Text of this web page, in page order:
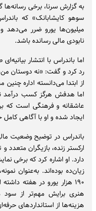
به گزارش سرنا، برخی رسانه‌ها
سوهو کایشابانک» که
میلیون‌ها یورو ضرر
نابودی مالی رسانده باشد.
اما باندراس با انتشار
رد کرد و گفت: «نه دوستان
از ابتدا می‌دانسته اداره
اما هدفش هرگز کسب درآمد
عاشقانه و فرهنگی است که
ایجاد شده و او با آگاهی
باندراس در توضیح وضعیت
ارکستر زنده، بازیگران
دارد. او اشاره کرد که برخی
زیان‌ده بوده‌اند. به‌عنوان
۱۹۰ هزار یورو در هفته
هنری برایش مهم‌تر از
هزینه‌ها از استانداردهای